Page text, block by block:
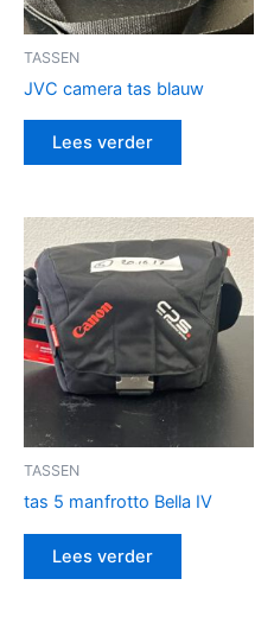
TASSEN
JVC camera tas blauw
Lees verder
TASSEN
tas 5 manfrotto Bella IV
Lees verder